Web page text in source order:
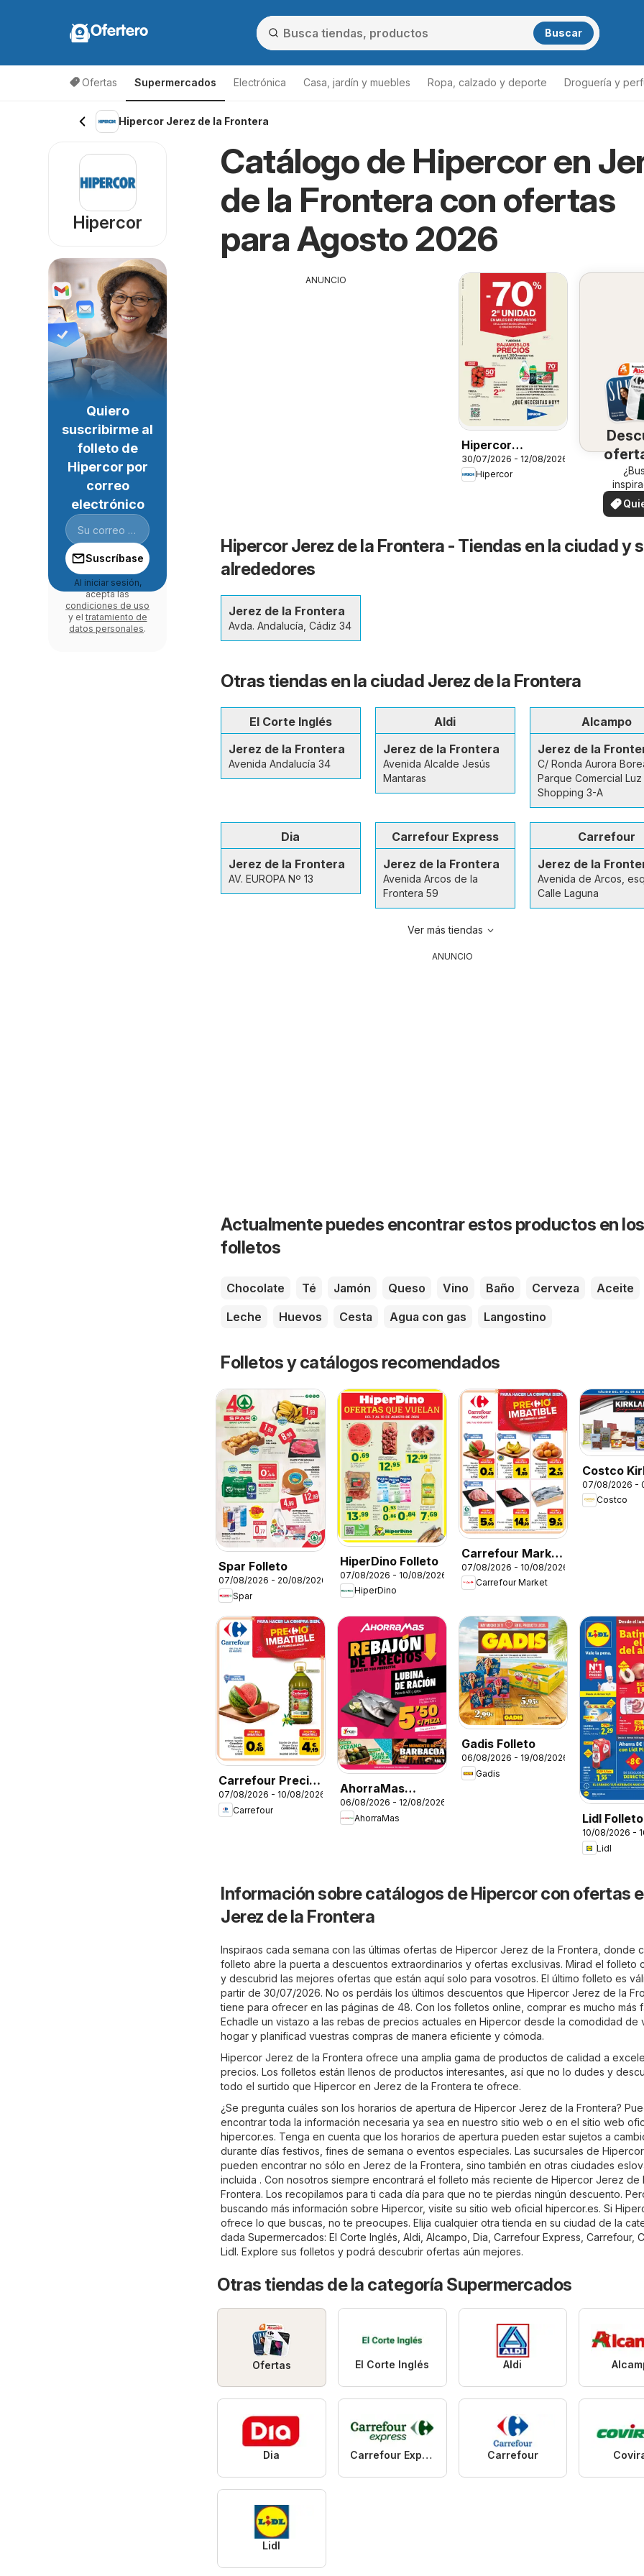
Ofertero Buscar
Ofertas Supermercados Electrónica Casa, jardín y muebles Ropa, calzado y deporte Droguería y
Hipercor Jerez de la Frontera
Catálogo de Hipercor en
de la Frontera con ofertas
para Agosto 2026
ANUNCIO
Hipercor
Catálogo
30/07/2026 - 12/08/2026
Hipercor
su
¡Vea
en su
ver
Hipercor Jerez de la Frontera - Tiendas en la ciudad y
alrededores
Jerez de la Frontera
Avda. Andalucía, Cádiz 34
Otras tiendas en la ciudad Jerez de la Frontera
El Corte Inglés
Jerez de la Frontera
Avenida Andalucía 34
Aldi
Jerez de la Frontera
Avenida Alcalde Jesús
Mantaras
Alcampo
Jerez de la
C/ Ronda Aurora
Parque Comercial Luz
Shopping 3-A
Dia
Jerez de la Frontera
AV. EUROPA Nº 13
Carrefour Express
Jerez de la Frontera
Avenida Arcos de la
Frontera 59
Carrefour
Jerez de la
Avenida de Arcos,
Calle Laguna
Ver más tiendas
ANUNCIO
Actualmente puedes encontrar estos productos en los
folletos
Chocolate Té Jamón Queso Vino Baño Cerveza
Aceite
Leche
Huevos Cesta Agua con gas Langostino
Folletos y catálogos recomendados
Spar Folleto
07/08/2026 - 20/08/2026
Spar
HiperDino Folleto
07/08/2026 - 10/08/2026
HiperDino
Carrefour Market
Precio Imbatible
07/08/2026 - 10/08/2026
Carrefour Market
Costco
07/08/2026 -
Costco
Carrefour Precio
Imbatible
07/08/2026 - 10/08/2026
Carrefour
AhorraMas
Folleto
06/08/2026 - 12/08/2026
AhorraMas
Gadis Folleto
06/08/2026 - 19/08/2026
Gadis
Lidl Folleto
10/08/2026 -
Lidl
Información sobre catálogos de Hipercor con ofertas
Jerez de la Frontera
Inspiraos cada semana con las últimas ofertas de Hipercor Jerez de la Frontera, donde
folleto abre la puerta a descuentos extraordinarios y ofertas exclusivas. Mirad el folleto
y descubrid las mejores ofertas que están aquí solo para vosotros. El último folleto es
partir de 30/07/2026. No os perdáis los últimos descuentos que Hipercor Jerez de la
tiene para ofrecer en las páginas de 48. Con los folletos online, comprar es mucho más
Echadle un vistazo a las rebas de precios actuales en Hipercor desde la comodidad de
hogar y planificad vuestras compras de manera eficiente y cómoda.
Hipercor Jerez de la Frontera ofrece una amplia gama de productos de calidad a
precios. Los folletos están llenos de productos interesantes, así que no lo dudes y
todo el surtido que Hipercor en Jerez de la Frontera te ofrece.
¿Se pregunta cuáles son los horarios de apertura de Hipercor Jerez de la Frontera?
encontrar toda la información necesaria ya sea en nuestro sitio web o en el sitio web
hipercor.es. Tenga en cuenta que los horarios de apertura pueden estar sujetos a
durante días festivos, fines de semana o eventos especiales. Las sucursales de
pueden encontrar no sólo en Jerez de la Frontera, sino también en otras ciudades
incluida . Con nosotros siempre encontrará el folleto más reciente de Hipercor Jerez de
Frontera. Los recopilamos para ti cada día para que no te pierdas ningún descuento.
buscando más información sobre Hipercor, visite su sitio web oficial hipercor.es. Si
ofrece lo que buscas, no te preocupes. Elija cualquier otra tienda en su ciudad de la
dada Supermercados: El Corte Inglés, Aldi, Alcampo, Dia, Carrefour Express, Carrefour,
Lidl . Explore sus folletos y podrá descubrir ofertas aún mejores.
Otras tiendas de la categoría Supermercados
Ofertas El Corte Inglés Aldi
Dia Carrefour Express Carrefour
Lidl
Hipercor
Quiero
suscribirme al
folleto de
Hipercor por
correo
electrónico
Suscríbase
Al iniciar sesión,
acepta las
condiciones de uso
y el tratamiento de
datos personales.